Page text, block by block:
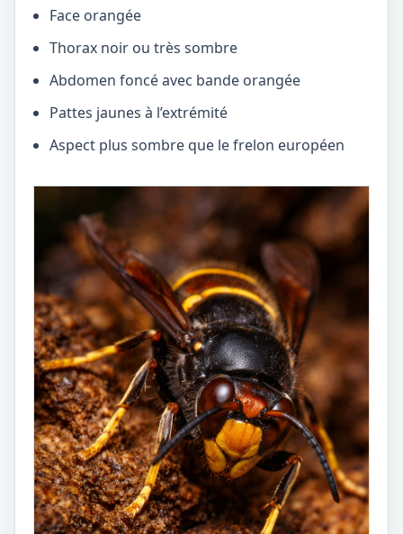
Face orangée
Thorax noir ou très sombre
Abdomen foncé avec bande orangée
Pattes jaunes à l’extrémité
Aspect plus sombre que le frelon européen